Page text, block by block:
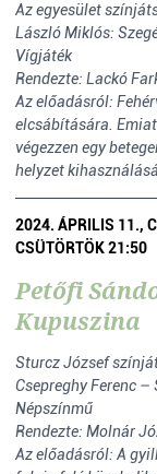
Az egyesület
László Miklós:
Vígjáték
Rendezte: Lackó
Az előadásról:
elcsábítására.
végezzen egy
helyzet
2024. ÁPRILIS 11.,
CSÜTÖRTÖK 21:50
Petőfi
Kupuszina
Sturcz József
Csepreghy Ferenc
Népszínmű
Rendezte: Molnár
Az előadásról: A